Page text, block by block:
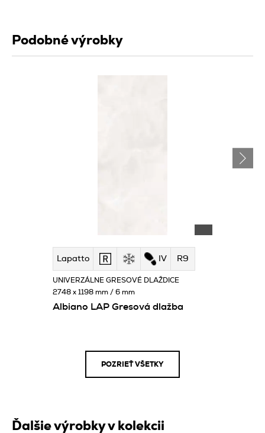
Podobné výrobky
Lapatto IV R9
Albiano LAP Gresová dlažba
UNIVERZÁLNE GRESOVÉ DLAŽDICE
2748 x 1198 mm / 6 mm
POZRIEŤ VŠETKY
Ďalšie výrobky v kolekcii